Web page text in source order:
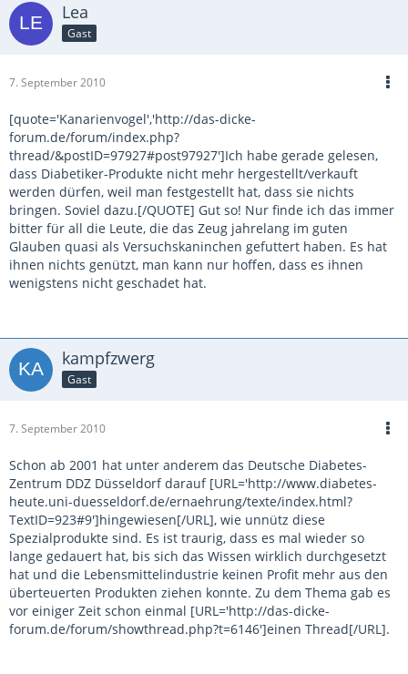
Lea
Gast
7. September 2010
[quote='Kanarienvogel','http://das-dicke-
forum.de/forum/index.php?
thread/&postID=97927#post97927']Ich habe gerade gelesen,
dass Diabetiker-Produkte nicht mehr hergestellt/verkauft
werden dürfen, weil man festgestellt hat, dass sie nichts
bringen. Soviel dazu.[/QUOTE] Gut so! Nur finde ich das immer
bitter für all die Leute, die das Zeug jahrelang im guten
Glauben quasi als Versuchskaninchen gefuttert haben. Es hat
ihnen nichts genützt, man kann nur hoffen, dass es ihnen
wenigstens nicht geschadet hat.
kampfzwerg
Gast
7. September 2010
Schon ab 2001 hat unter anderem das Deutsche Diabetes-
Zentrum DDZ Düsseldorf darauf [URL='http://www.diabetes-
heute.uni-duesseldorf.de/ernaehrung/texte/index.html?
TextID=923#9']hingewiesen[/URL], wie unnütz diese
Spezialprodukte sind. Es ist traurig, dass es mal wieder so
lange gedauert hat, bis sich das Wissen wirklich durchgesetzt
hat und die Lebensmittelindustrie keinen Profit mehr aus den
überteuerten Produkten ziehen konnte. Zu dem Thema gab es
vor einiger Zeit schon einmal [URL='http://das-dicke-
forum.de/forum/showthread.php?t=6146']einen Thread[/URL].